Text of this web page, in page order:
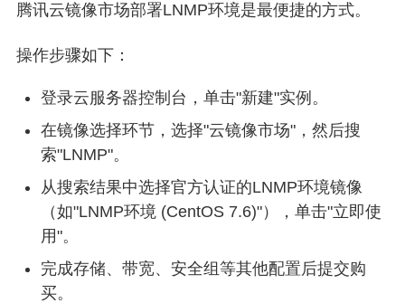
腾讯云镜像市场部署LNMP环境是最便捷的方式。
操作步骤如下：
登录云服务器控制台，单击"新建"实例。
在镜像选择环节，选择"云镜像市场"，然后搜
索"LNMP"。
从搜索结果中选择官方认证的LNMP环境镜像
（如"LNMP环境 (CentOS 7.6)"），单击"立即使
用"。
完成存储、带宽、安全组等其他配置后提交购
买。